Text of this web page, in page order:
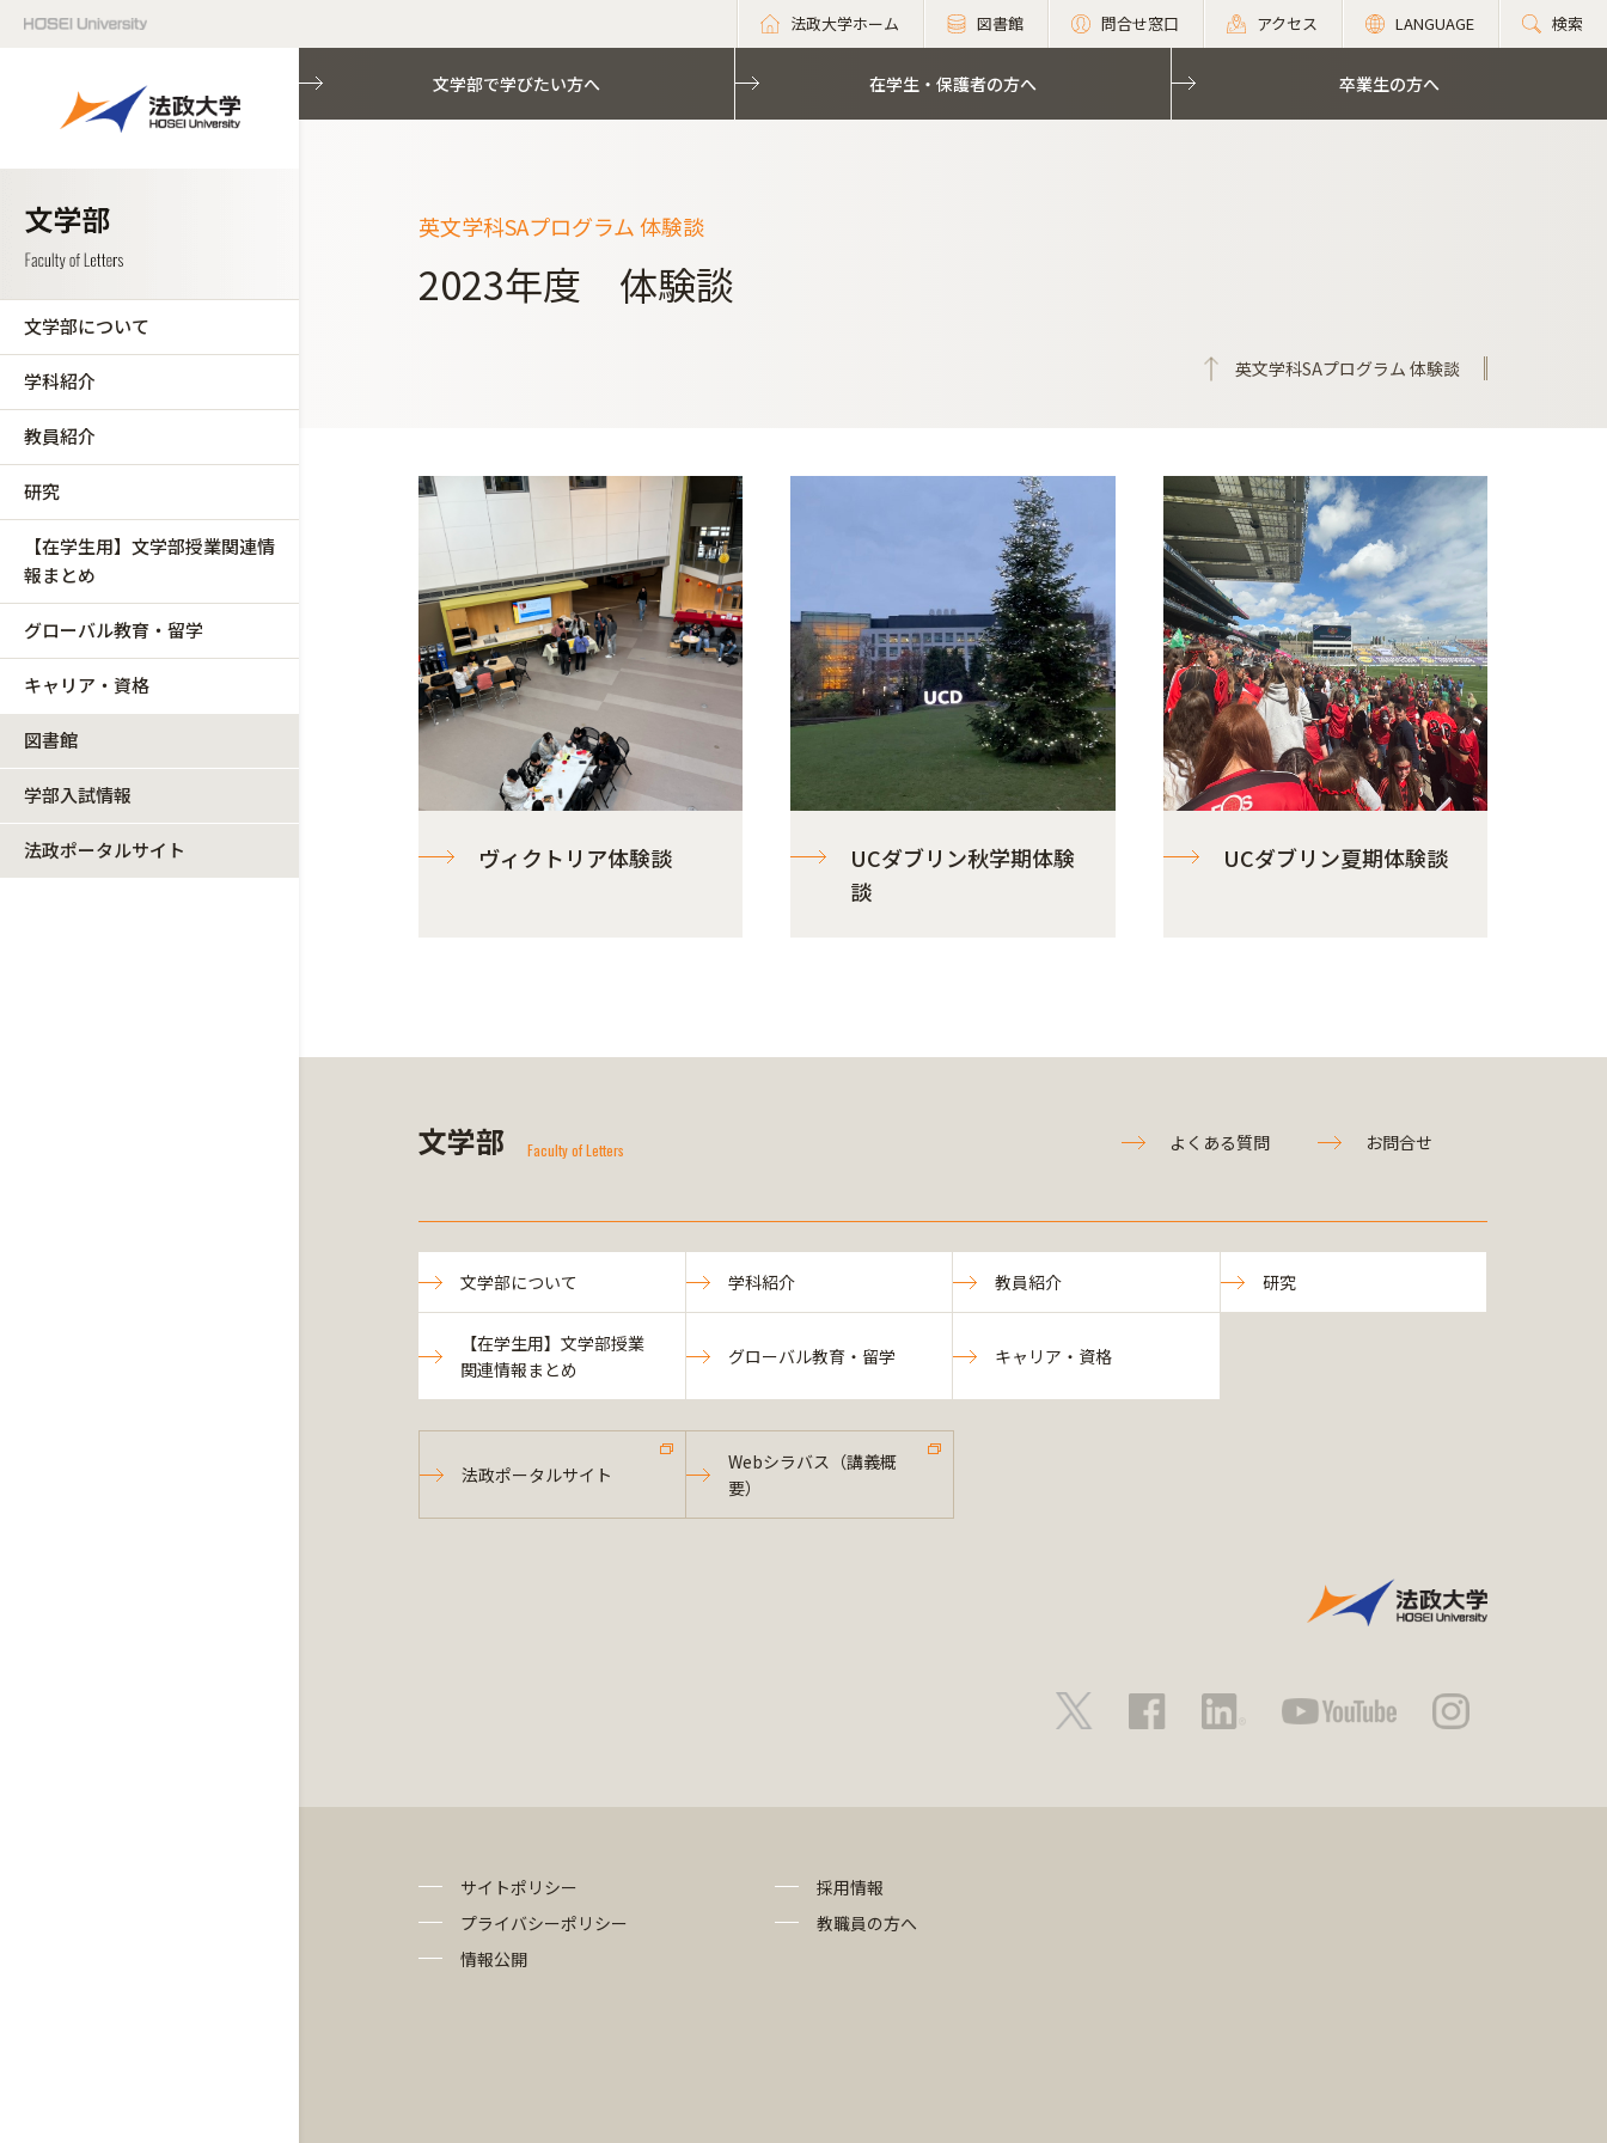
法政大学ホーム 図書館 問合せ窓口 アクセス LANGUAGE 検索
文学部について
学科紹介
教員紹介
研究
【在学生用】文学部授業関連情
報まとめ
グローバル教育・留学
キャリア・資格
図書館
学部入試情報
法政ポータルサイト
文学部で学びたい方へ 在学生・保護者の方へ 卒業生の方へ
英文学科SAプログラム 体験談
2023年度 体験談
英文学科SAプログラム 体験談
ヴィクトリア体験談
UCダブリン秋学期体験
談
UCダブリン夏期体験談
文学部 Faculty of Letters よくある質問 お問合せ
文学部について 学科紹介 教員紹介 研究
【在学生用】文学部授業
関連情報まとめ
グローバル教育・留学 キャリア・資格
法政ポータルサイト
Webシラバス（講義概
要）
サイトポリシー
プライバシーポリシー
情報公開
採用情報
教職員の方へ